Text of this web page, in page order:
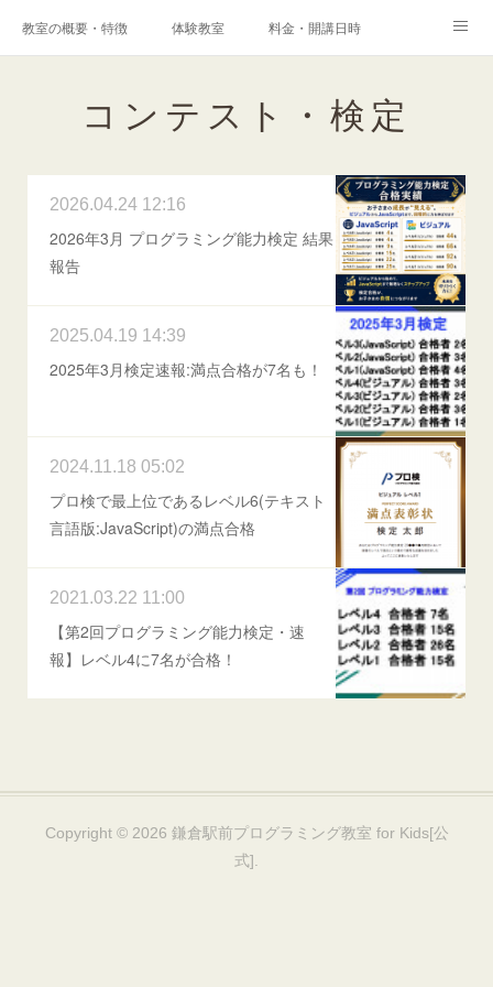
教室の概要・特徴 体験教室 料金・開講日時
港南台プログラミング教室コンテスト・検定
ブログ
Instagram Facebook Q&A お問い合わせ
コンテスト・検定
2026.04.24 12:16
2026年3月 プログラミング能力検定 結果
報告
2025.04.19 14:39
2025年3月検定速報:満点合格が7名も！
2024.11.18 05:02
プロ検で最上位であるレベル6(テキスト
言語版:JavaScript)の満点合格
2021.03.22 11:00
【第2回プログラミング能力検定・速
報】レベル4に7名が合格！
Copyright © 2026 鎌倉駅前プログラミング教室 for Kids[公
式]